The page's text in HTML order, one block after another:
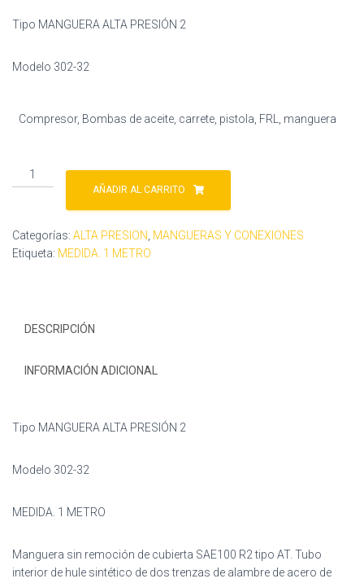
Tipo MANGUERA ALTA PRESIÓN 2
Modelo 302-32
Compresor, Bombas de aceite, carrete, pistola, FRL, manguera
Manguera
302-
AÑADIR AL CARRITO
Categorías: ALTA PRESION MANGUERAS Y CONEXIONES
Etiqueta: MEDIDA. 1 METRO
DESCRIPCIÓN
INFORMACIÓN ADICIONAL
Tipo MANGUERA ALTA PRESIÓN 2
Modelo 302-32
MEDIDA. 1 METRO
Manguera sin remoción de cubierta SAE100 R2 tipo AT. Tubo
interior de hule sintético de dos trenzas de alambre de acero de